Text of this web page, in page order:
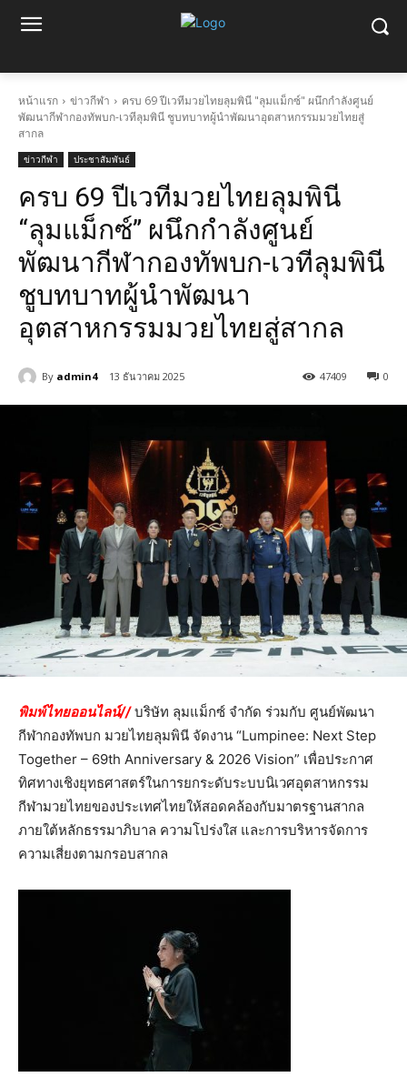
หน้าแรก ข่าวกีฬา
ครบ 69 ปีเวทีมวยไทยลุมพินี "ลุมแม็กซ์" ผนึกกำลังศูนย์
พัฒนากีฬากองทัพบก-เวทีลุมพินี ชูบทบาทผู้นำพัฒนาอุตสาหกรรมมวยไทยสู่
สากล
ข่าวกีฬา ประชาสัมพันธ์
ครบ 69 ปีเวทีมวยไทยลุมพินี
“ลุมแม็กซ์” ผนึกกำลังศูนย์
พัฒนากีฬากองทัพบก-เวทีลุมพินี
ชูบทบาทผู้นำพัฒนา
อุตสาหกรรมมวยไทยสู่สากล
By admin4 13 ธันวาคม 2025 0
47409
พิมพ์ไทยออนไลน์//บริษัท ลุมแม็กซ์ จำกัด ร่วมกับ ศูนย์พัฒนา
กีฬากองทัพบก มวยไทยลุมพินี จัดงาน “Lumpinee: Next Step
Together – 69th Anniversary & 2026 Vision” เพื่อประกาศ
ทิศทางเชิงยุทธศาสตร์ในการยกระดับระบบนิเวศอุตสาหกรรม
กีฬามวยไทยของประเทศไทยให้สอดคล้องกับมาตรฐานสากล
ภายใต้หลักธรรมาภิบาล ความโปร่งใส และการบริหารจัดการ
ความเสี่ยงตามกรอบสากล